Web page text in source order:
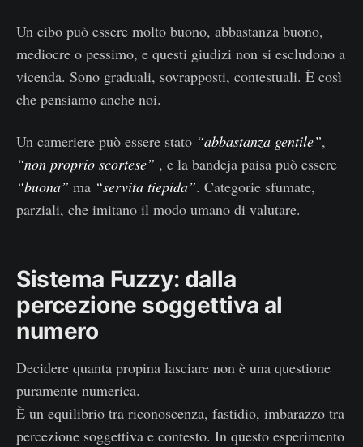
Un cibo può essere molto buono, abbastanza buono,
mediocre o pessimo, e questi giudizi non si escludono a
vicenda. Sono graduali, sovrapposti, contestuali. È così
che pensiamo anche noi.
Un cameriere può essere stato “abbastanza gentile”,
“non proprio scortese” , e la bandeja paisa può essere
“buona” ma “servita tiepida”. Categorie sfumate,
parziali, che imitano il modo umano di valutare.
Sistema Fuzzy: dalla
percezione soggettiva al
numero
Decidere quanta propina lasciare non è una questione
puramente numerica.
È un equilibrio tra riconoscenza, fastidio, imbarazzo tra
percezione soggettiva e contesto. In questo esperimento